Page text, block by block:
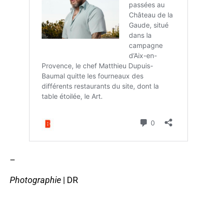
–
Photographie | DR